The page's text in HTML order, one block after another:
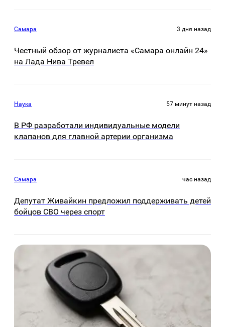
Самара 3 дня назад
Честный обзор от журналиста «Самара онлайн 24»
на Лада Нива Тревел
Наука 57 минут назад
В РФ разработали индивидуальные модели
клапанов для главной артерии организма
Самара час назад
Депутат Живайкин предложил поддерживать детей
бойцов СВО через спорт